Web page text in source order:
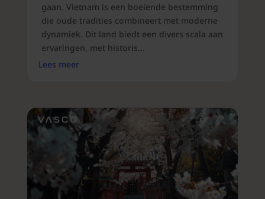
gaan. Vietnam is een boeiende bestemming
die oude tradities combineert met moderne
dynamiek. Dit land biedt een divers scala aan
ervaringen, met historis...
Lees meer